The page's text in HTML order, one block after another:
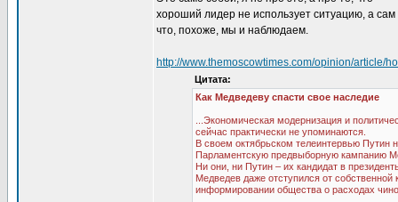
хороший лидер не использует ситуацию, а
что, похоже, мы и наблюдаем.
http://www.themoscowtimes.com/opinion/article/
Цитата:
Как Медведеву спасти свое наследие
...Экономическая модернизация и
сейчас практически не упоминаются.
В своем октябрьском телеинтервью Путин
Парламентскую предвыборную кампанию
Ни они, ни Путин – их кандидат в
Медведев даже отступился от
информировании общества о расходах